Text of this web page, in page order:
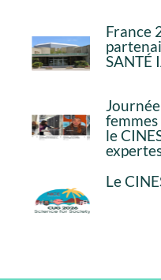
France
SANTÉ
femmes
le
Le